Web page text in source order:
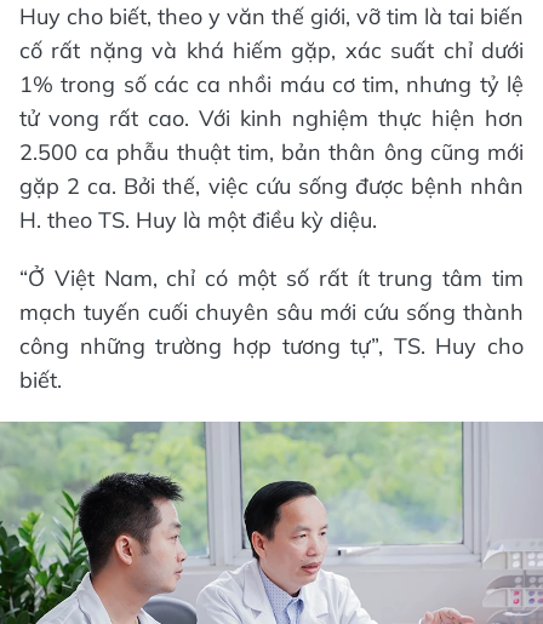
Huy cho biết, theo y văn thế giới, vỡ tim là tai biến
cố rất nặng và khá hiếm gặp, xác suất chỉ dưới
1% trong số các ca nhồi máu cơ tim, nhưng tỷ lệ
tử vong rất cao. Với kinh nghiệm thực hiện hơn
2.500 ca phẫu thuật tim, bản thân ông cũng mới
gặp 2 ca. Bởi thế, việc cứu sống được bệnh nhân
H. theo TS. Huy là một điều kỳ diệu.
“Ở Việt Nam, chỉ có một số rất ít trung tâm tim
mạch tuyến cuối chuyên sâu mới cứu sống thành
công những trường hợp tương tự”, TS. Huy cho
biết.